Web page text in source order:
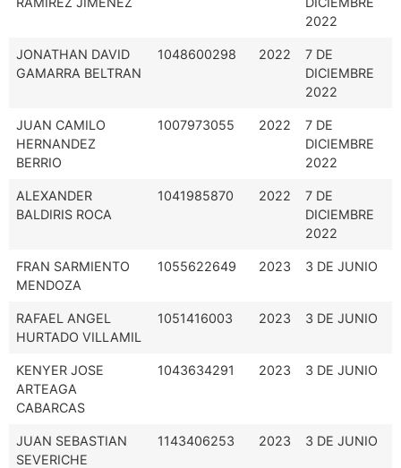
2022
JONATHAN DAVID
GAMARRA BELTRAN
1048600298 2022
7 DE
DICIEMBRE
2022
JUAN CAMILO
HERNANDEZ
BERRIO
1007973055 2022
7 DE
DICIEMBRE
2022
ALEXANDER
BALDIRIS ROCA
1041985870 2022
7 DE
DICIEMBRE
2022
FRAN SARMIENTO
MENDOZA
1055622649 2023 3 DE JUNIO
RAFAEL ANGEL
HURTADO VILLAMIL
1051416003 2023 3 DE JUNIO
KENYER JOSE
ARTEAGA
CABARCAS
1043634291 2023 3 DE JUNIO
JUAN SEBASTIAN
SEVERICHE
1143406253 2023 3 DE JUNIO